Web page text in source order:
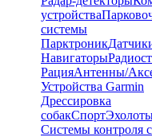
устройства
системы
Парктроник
Навигаторы
РацияАнтенны/
Устройства Garmin
Дрессировка
собакСпорт
Системы контроля